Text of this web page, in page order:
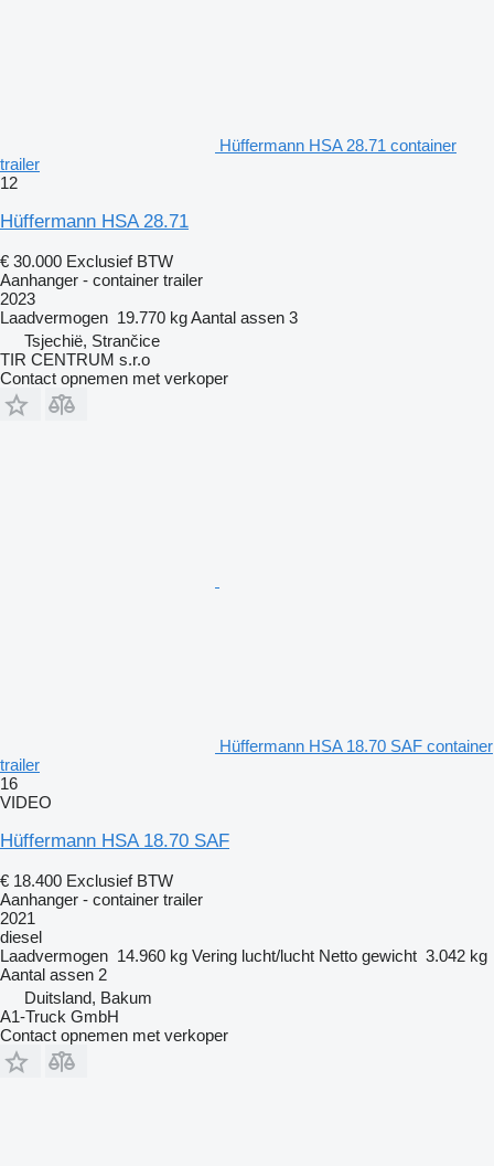
Hüffermann HSA 28.71 container
trailer
12
Hüffermann HSA 28.71
€ 30.000 Exclusief BTW
Aanhanger - container trailer
2023
Laadvermogen 19.770 kgAantal assen 3
Tsjechië, Strančice
TIR CENTRUM s.r.o
Contact opnemen met verkoper
Hüffermann HSA 18.70 SAF container
trailer
16
VIDEO
Hüffermann HSA 18.70 SAF
€ 18.400 Exclusief BTW
Aanhanger - container trailer
2021
diesel
Laadvermogen 14.960 kg Vering lucht/lucht Netto gewicht 3.042 kg
Aantal assen 2
Duitsland, Bakum
A1-Truck GmbH
Contact opnemen met verkoper